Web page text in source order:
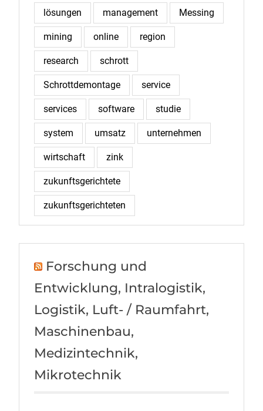
lösungen management Messing
mining online region
research schrott
Schrottdemontage service
services software studie
system umsatz unternehmen
wirtschaft zink
zukunftsgerichtete
zukunftsgerichteten
Forschung und
Entwicklung, Intralogistik,
Logistik, Luft- / Raumfahrt,
Maschinenbau,
Medizintechnik,
Mikrotechnik